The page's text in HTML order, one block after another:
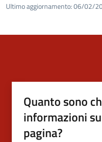
Ultimo aggiornamento:06/02/
Quanto sono
informazioni
pagina?